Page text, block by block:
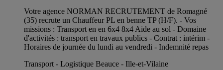
Votre agence NORMAN RECRUTEMENT de Romagné
(35) recrute un Chauffeur PL en benne TP (H/F). - Vos
missions : Transport en en 6x4 8x4 Aide au sol - Domaine
d'activités : transport en travaux publics - Contrat : intérim -
Horaires de journée du lundi au vendredi - Indemnité repas
Transport - Logistique Beauce - Ille-et-Vilaine